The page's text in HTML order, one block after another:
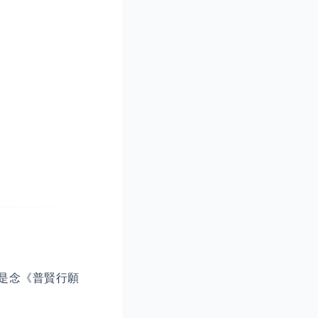
念《普賢行願